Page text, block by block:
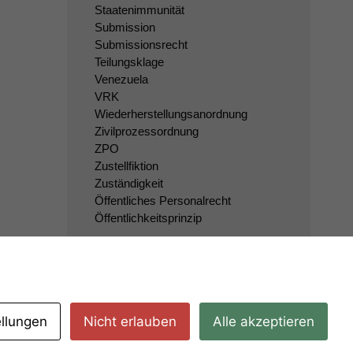
Staatenimmunität
Submission
Submissionsrecht
Teilungsklage
Venezuela
VRK
Wiederherstellungsanordnung
Zivilprozessordnung
ZPO
Zustellfiktion
Zuständigkeit
Öffentliches Personalrecht
Öffentlichkeitsprinzip
Nicht erlauben Alle akzeptieren